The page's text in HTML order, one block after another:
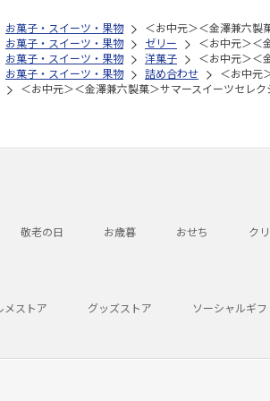
お菓子・スイーツ・果物
＜お中元＞＜金澤兼六
お菓子・スイーツ・果物 ゼリー
＜お中元＞＜
お菓子・スイーツ・果物 洋菓子
＜お中元＞＜
お菓子・スイーツ・果物 詰め合わせ
＜お中元
＜お中元＞＜金澤兼六製菓＞サマースイーツセレ
敬老の日 お歳暮 おせち ク
メストア グッズストア ソーシャルギ